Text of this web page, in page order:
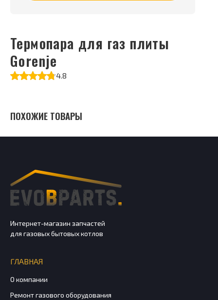
Термопара для газ плиты
Gorenje
4.8
ПОХОЖИЕ ТОВАРЫ
Интернет-магазин запчастей
для газовых бытовых котлов
ГЛАВНАЯ
О компании
Ремонт газового оборудования